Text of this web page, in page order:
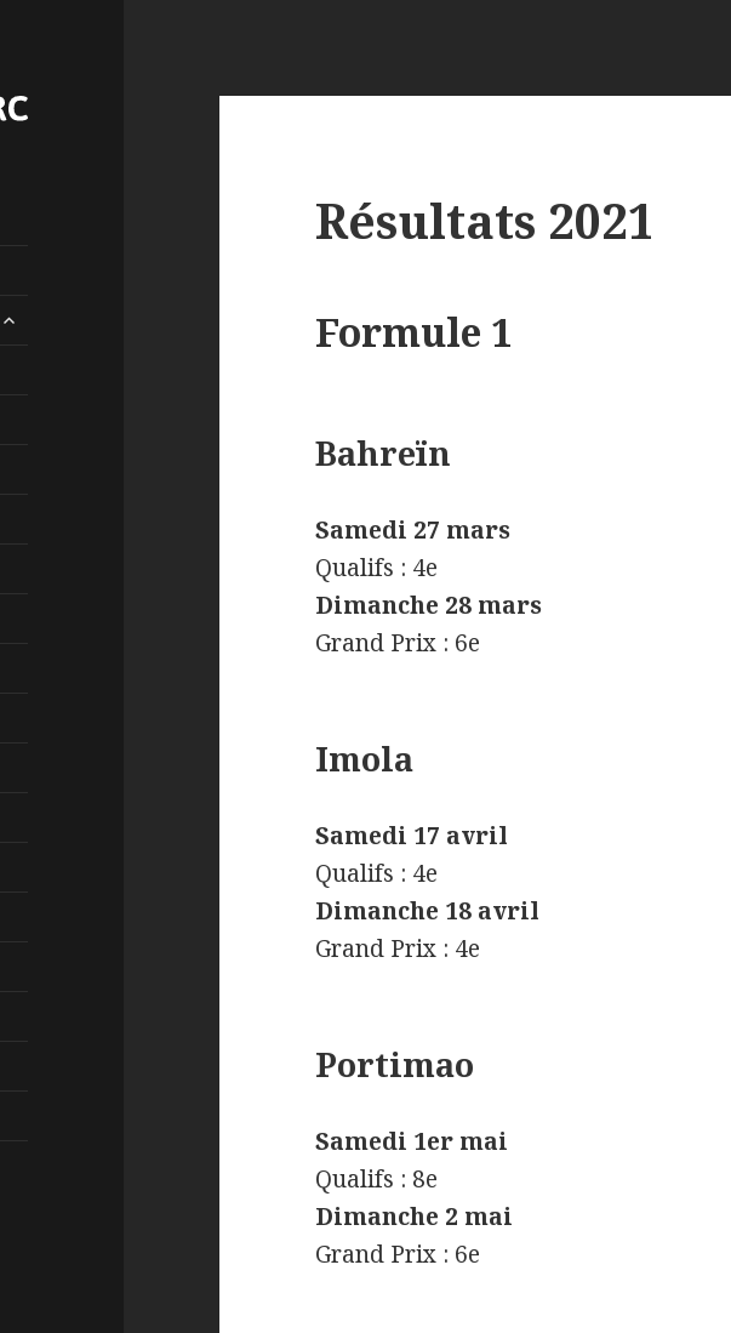
ouvrir
Résultats 2021
Formule 1
Bahreïn
Samedi 27 mars
Qualifs : 4e
Dimanche 28 mars
Grand Prix : 6e
Imola
Samedi 17 avril
Qualifs : 4e
Dimanche 18 avril
Grand Prix : 4e
Portimao
Samedi 1er mai
Qualifs : 8e
Dimanche 2 mai
Grand Prix : 6e